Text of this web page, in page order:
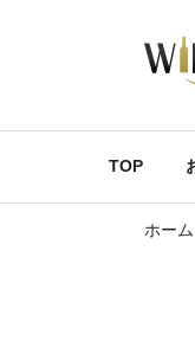
TOP
ホーム